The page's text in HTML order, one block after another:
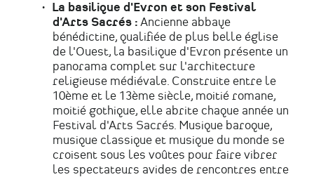
La basilique d'Evron et son Festival
d'Arts Sacrés : Ancienne abbaye
bénédictine, qualifiée de plus belle église
de l'Ouest, la basilique d'Evron présente un
panorama complet sur l'architecture
religieuse médiévale. Construite entre le
10ème et le 13ème siècle, moitié romane,
moitié gothique, elle abrite chaque année un
Festival d'Arts Sacrés. Musique baroque,
musique classique et musique du monde se
croisent sous les voûtes pour faire vibrer
les spectateurs avides de rencontres entre